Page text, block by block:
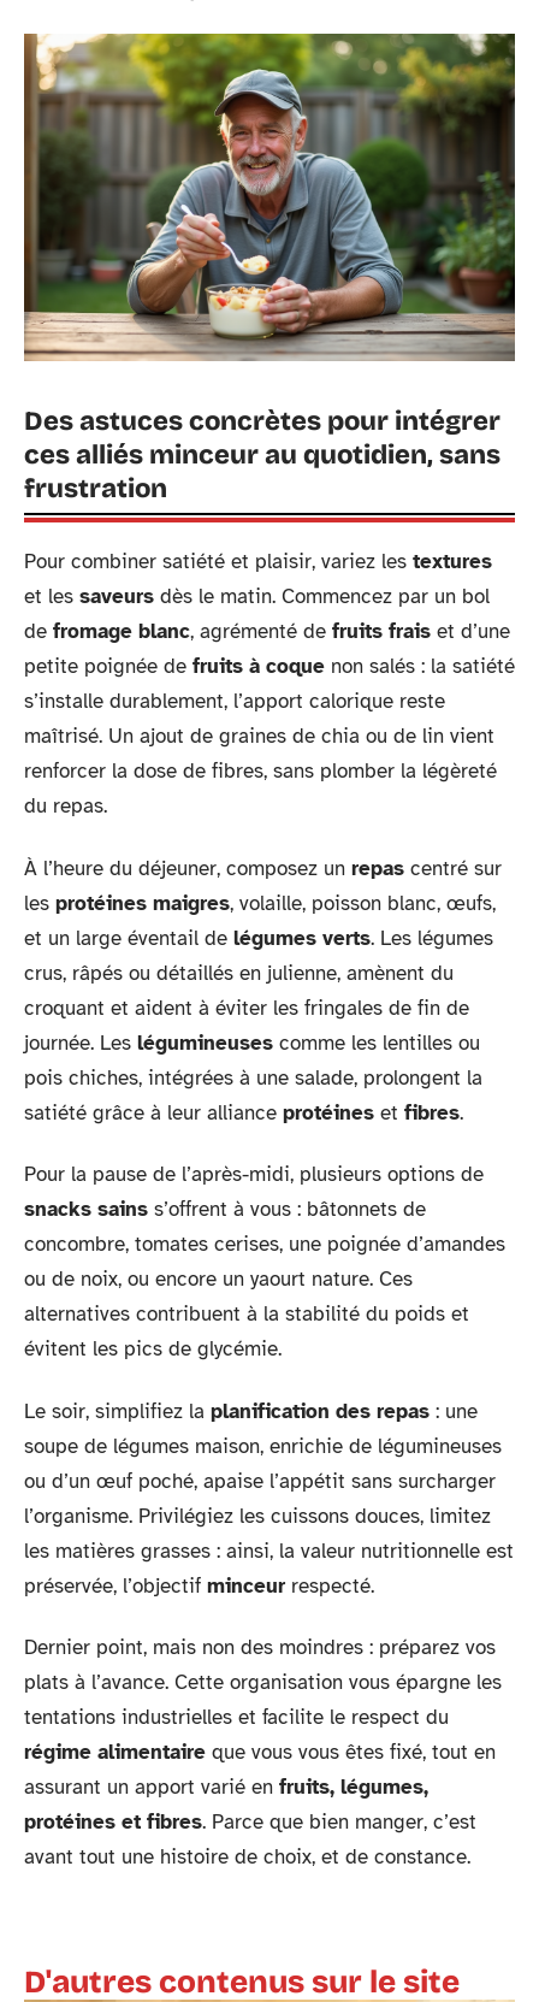
Des astuces concrètes pour intégrer
ces alliés minceur au quotidien, sans
frustration
Pour combiner satiété et plaisir, variez les textures
et les saveurs dès le matin. Commencez par un bol
de fromage blanc, agrémenté de fruits frais et d’une
petite poignée de fruits à coque non salés : la satiété
s’installe durablement, l’apport calorique reste
maîtrisé. Un ajout de graines de chia ou de lin vient
renforcer la dose de fibres, sans plomber la légèreté
du repas.
À l’heure du déjeuner, composez un repas centré sur
les protéines maigres, volaille, poisson blanc, œufs,
et un large éventail de légumes verts. Les légumes
crus, râpés ou détaillés en julienne, amènent du
croquant et aident à éviter les fringales de fin de
journée. Les légumineuses comme les lentilles ou
pois chiches, intégrées à une salade, prolongent la
satiété grâce à leur alliance protéines et fibres.
Pour la pause de l’après-midi, plusieurs options de
snacks sains s’offrent à vous : bâtonnets de
concombre, tomates cerises, une poignée d’amandes
ou de noix, ou encore un yaourt nature. Ces
alternatives contribuent à la stabilité du poids et
évitent les pics de glycémie.
Le soir, simplifiez la planification des repas : une
soupe de légumes maison, enrichie de légumineuses
ou d’un œuf poché, apaise l’appétit sans surcharger
l’organisme. Privilégiez les cuissons douces, limitez
les matières grasses : ainsi, la valeur nutritionnelle est
préservée, l’objectif minceur respecté.
Dernier point, mais non des moindres : préparez vos
plats à l’avance. Cette organisation vous épargne les
tentations industrielles et facilite le respect du
régime alimentaire que vous vous êtes fixé, tout en
assurant un apport varié en fruits, légumes,
protéines et fibres. Parce que bien manger, c’est
avant tout une histoire de choix, et de constance.
D'autres contenus sur le site